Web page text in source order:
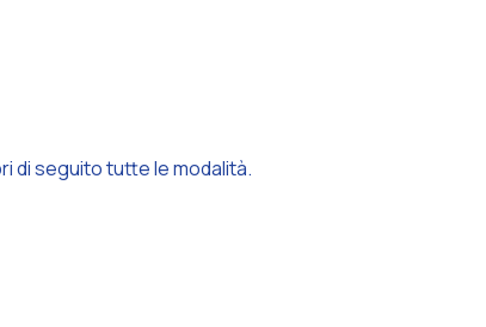
di seguito tutte le modalità.